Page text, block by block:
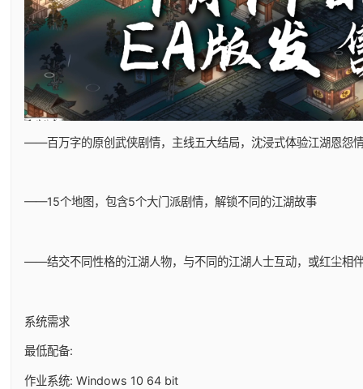
——百万字的原创武侠剧情，主线五大结局，沈浸式体验江湖恩怨
——15个地图，包含5个大门派剧情，解锁不同的江湖故事
——结交不同性格的江湖人物，与不同的江湖人士互动，或红尘相
系统需求
最低配备:
作业系统: Windows 10 64 bit